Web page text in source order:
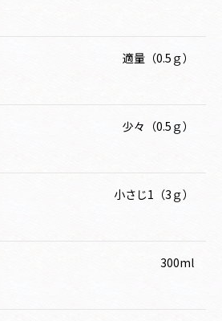
適量（0.5ｇ）
少々（0.5ｇ）
小さじ1（3ｇ）
300ml